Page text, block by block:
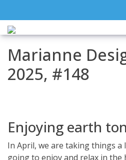
to
content
Marianne
2025, #148
Enjoying earth
In April, we are taking things a
going to enjoy and relax in the